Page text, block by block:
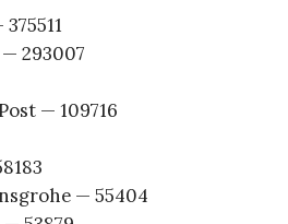
293007
— 109716
— 55404